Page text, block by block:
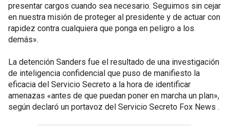
presentar cargos cuando sea necesario. Seguimos sin cejar
en nuestra misión de proteger al presidente y de actuar con
rapidez contra cualquiera que ponga en peligro a los
demás».
La detención Sanders fue el resultado de una investigación
de inteligencia confidencial que puso de manifiesto la
eficacia del Servicio Secreto a la hora de identificar
amenazas «antes de que puedan poner en marcha un plan»,
según declaró un portavoz del Servicio Secreto Fox News .